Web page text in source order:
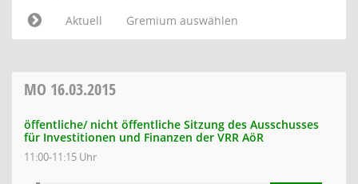
Aktuell
Gremium auswählen
MO 16.03.2015
öffentliche/ nicht öffentliche Sitzung des Ausschusses
für Investitionen und Finanzen der VRR AöR
11:00-11:15 Uhr